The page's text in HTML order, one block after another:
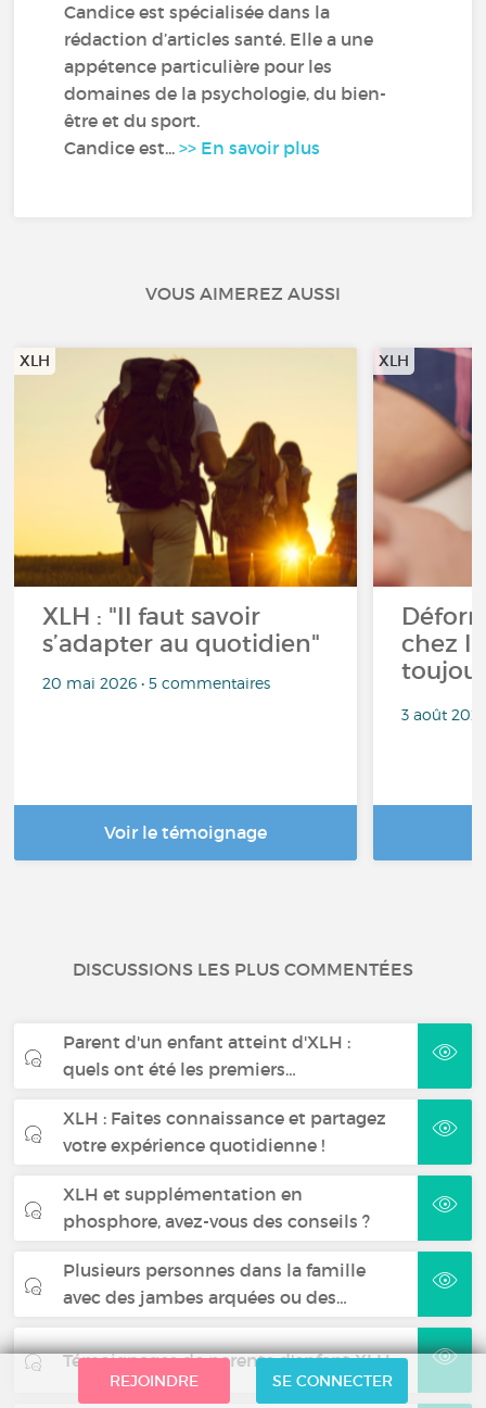
Candice est spécialisée dans la
rédaction d’articles santé. Elle a une
appétence particulière pour les
domaines de la psychologie, du bien-
être et du sport.
Candice est...>> En savoir plus
VOUS AIMEREZ AUSSI
XLH
XLH : "Il faut savoir
s’adapter au quotidien"
20 mai 2026 • 5 commentaires
Voir le témoignage
XLH
chez
3 août
DISCUSSIONS LES PLUS COMMENTÉES
Parent d'un enfant atteint d'XLH :
quels ont été les premiers…
XLH : Faites connaissance et partagez
votre expérience quotidienne !
XLH et supplémentation en
phosphore, avez-vous des conseils ?
Plusieurs personnes dans la famille
avec des jambes arquées ou des…
Témoignages de parents d'enfant XLH
REJOINDRE SE CONNECTER